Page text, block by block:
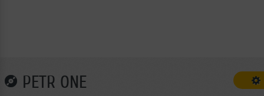
PETR ONE